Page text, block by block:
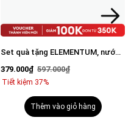
Set quà tặng ELEMENTUM, nước
collection
379.000₫ 597.000₫
Tiết kiệm 37%
Thêm vào giỏ hàng